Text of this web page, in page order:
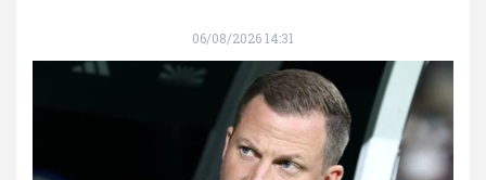
06/08/2026 14:31